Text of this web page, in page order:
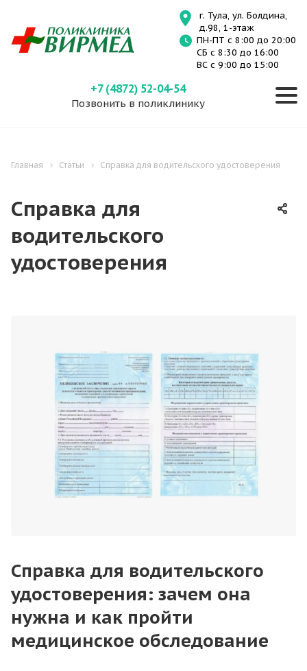
г. Тула, ул. Болдина,
д.98, 1-этаж
ПН-ПТ с 8:00 до 20:00
СБ с 8:30 до 16:00
ВС с 9:00 до 15:00
+7 (4872) 52-04-54
Позвонить в поликлинику
Главная Статьи Справка для водительского удостоверения
Справка для
водительского
удостоверения
Справка для водительского
удостоверения: зачем она
нужна и как пройти
медицинское обследование